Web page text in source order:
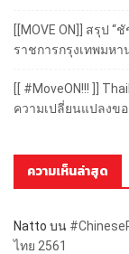
[[MOVE ON]] สรุป
ราชการกรุงเทพมห
[[ #MoveON!!! ]]
ความเปลี่ยนแปลงข
ความเห็นล่าสุด
Natto บน
ไทย 2561